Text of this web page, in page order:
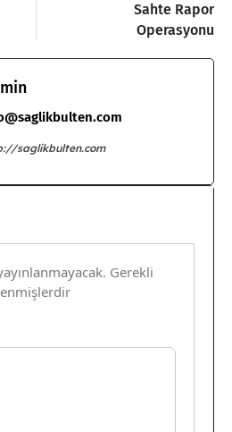
Sahte Rapor
Operasyonu
saglikbulten.com
Gerekli